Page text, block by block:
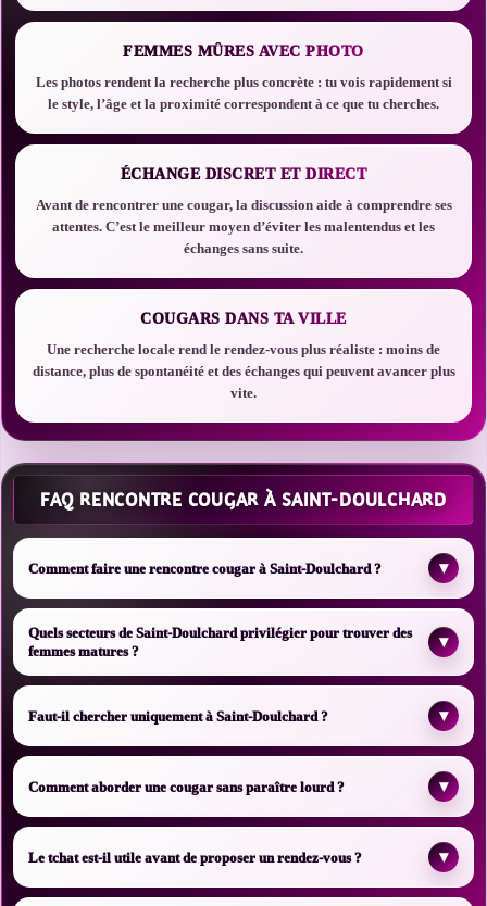
FEMMES MÛRES AVEC PHOTO
Les photos rendent la recherche plus concrète : tu vois rapidement si
le style, l’âge et la proximité correspondent à ce que tu cherches.
ÉCHANGE DISCRET ET DIRECT
Avant de rencontrer une cougar, la discussion aide à comprendre ses
attentes. C’est le meilleur moyen d’éviter les malentendus et les
échanges sans suite.
COUGARS DANS TA VILLE
Une recherche locale rend le rendez-vous plus réaliste : moins de
distance, plus de spontanéité et des échanges qui peuvent avancer plus
vite.
FAQ RENCONTRE COUGAR À SAINT-DOULCHARD
Comment faire une rencontre cougar à Saint-Doulchard ? ▾
Quels secteurs de Saint-Doulchard privilégier pour trouver des
femmes matures ?
▾
Faut-il chercher uniquement à Saint-Doulchard ? ▾
Comment aborder une cougar sans paraître lourd ? ▾
Le tchat est-il utile avant de proposer un rendez-vous ? ▾